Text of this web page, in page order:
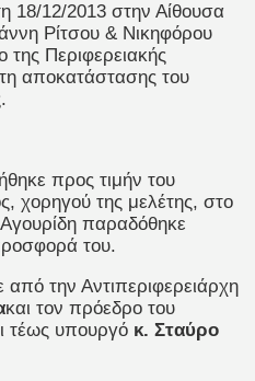
18/12/2013 στην Αίθουσα
Ρίτσου & Νικηφόρου
της Περιφερειακής
αποκατάστασης του
προς τιμήν του
χορηγού της μελέτης, στο
παραδόθηκε
του.
την Αντιπεριφερειάρχη
και τον πρόεδρο του
τέως υπουργό κ. Σταύρο